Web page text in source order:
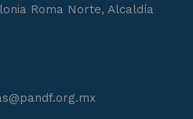
Roma Norte, Alcaldía